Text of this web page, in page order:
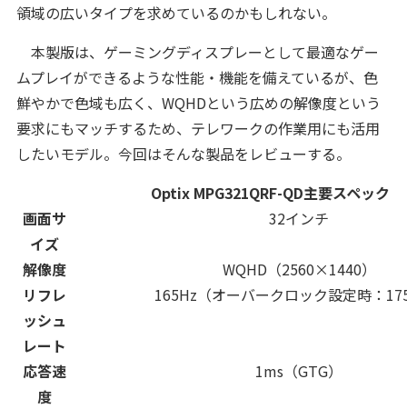
領域の広いタイプを求めているのかもしれない。
本製版は、ゲーミングディスプレーとして最適なゲー
ムプレイができるような性能・機能を備えているが、色
鮮やかで色域も広く、WQHDという広めの解像度という
要求にもマッチするため、テレワークの作業用にも活用
したいモデル。今回はそんな製品をレビューする。
Optix MPG321QRF-QD主要スペック
画面サ
イズ
32インチ
解像度
WQHD（2560×1440）
リフレ
ッシュ
レート
165Hz（オーバークロック設定時：
応答速
度
1ms（GTG）